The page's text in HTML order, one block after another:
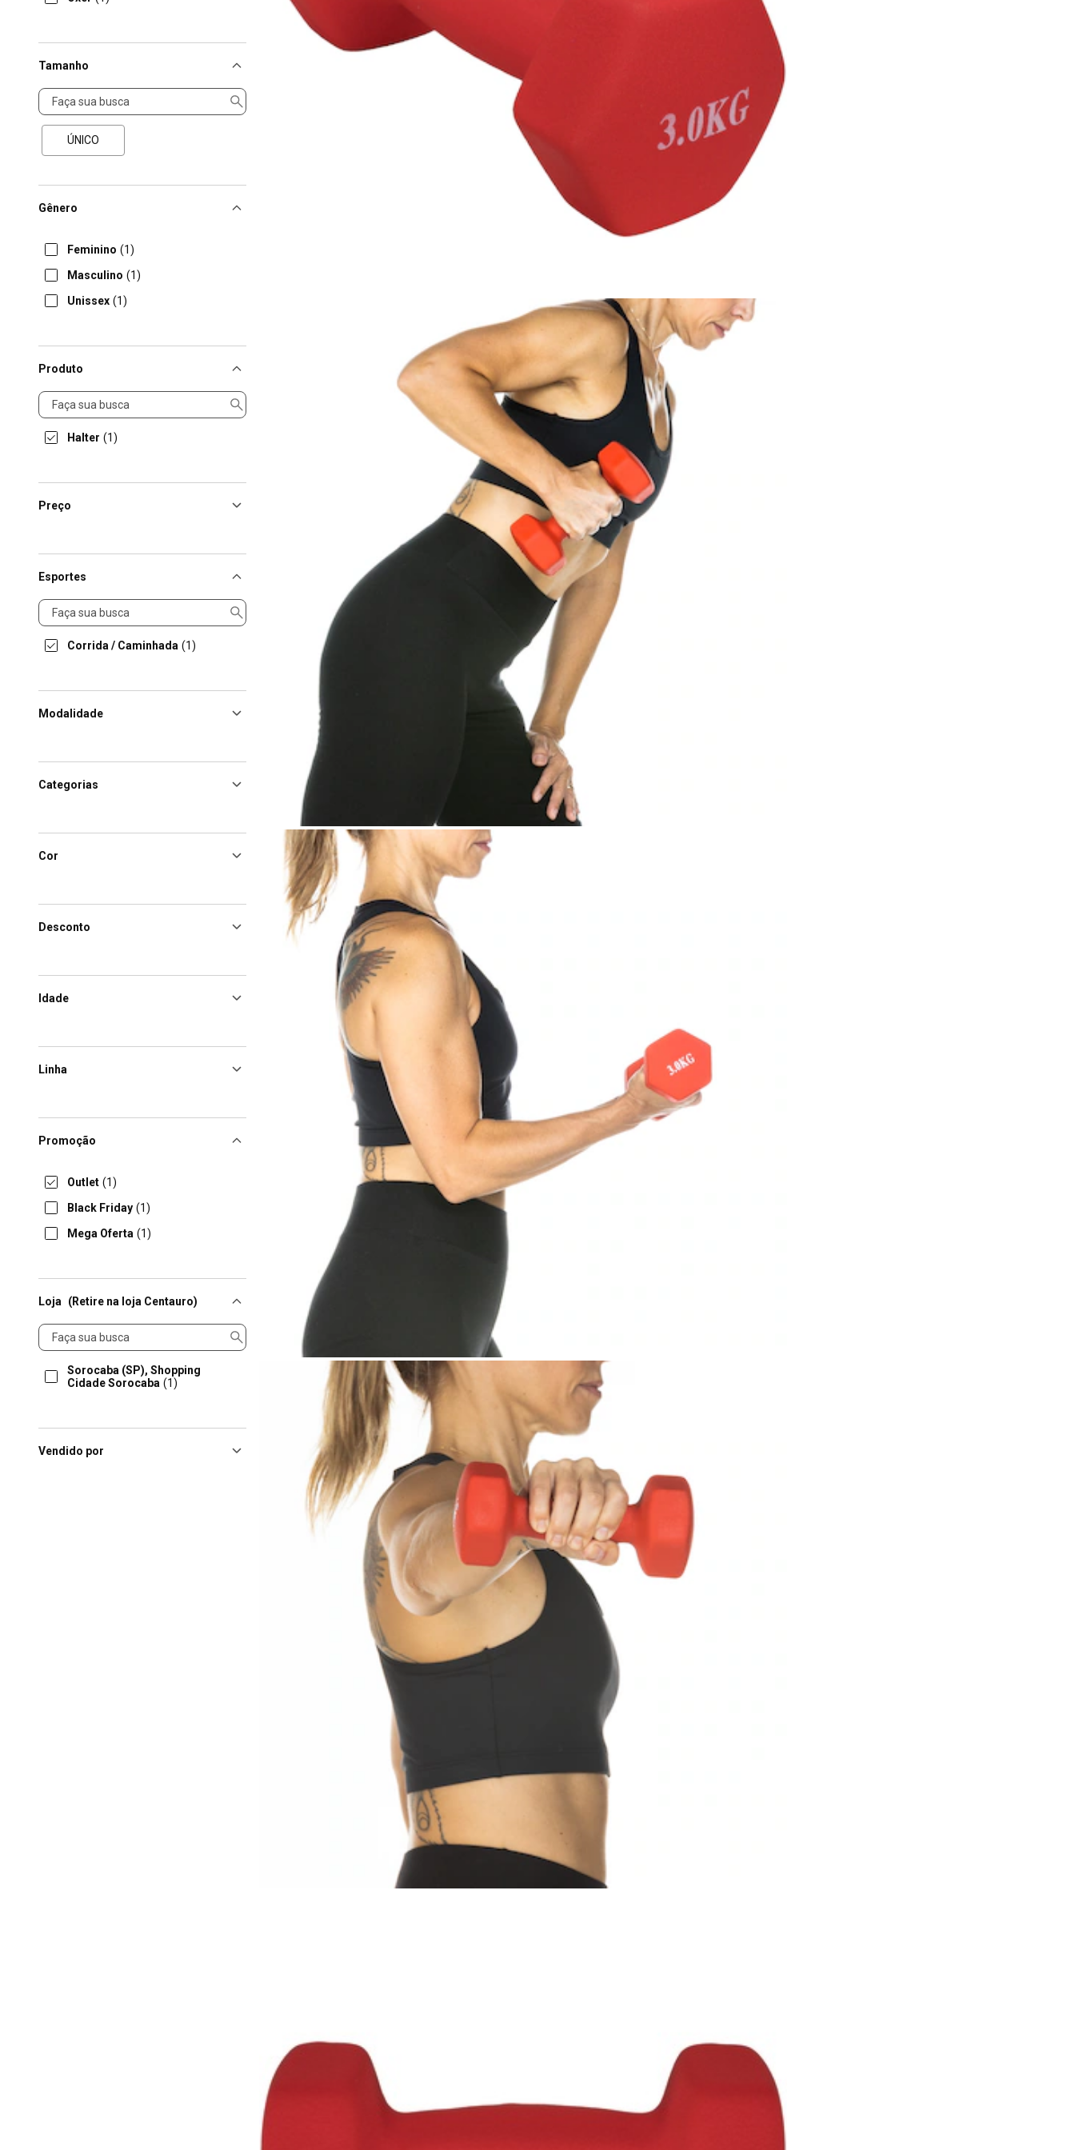
Tamanho
Tamanho
ÚNICO
Gênero
Feminino (1)
Masculino (1)
Unissex (1)
Produto
Produto
Halter (1)
Preço
Esportes
Esportes
Corrida / Caminhada (1)
Modalidade
Categorias
Cor
Desconto
Idade
Linha
Promoção
Outlet (1)
Black Friday (1)
Mega Oferta (1)
Loja (Retire na loja Centauro)
Loja
Sorocaba (SP), Shopping
Cidade Sorocaba (1)
Vendido por